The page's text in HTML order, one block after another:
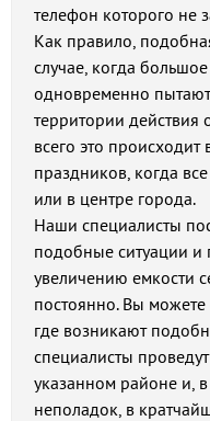
телефон которого не
Как правило,
случае, когда
одновременно
территории
всего это
праздников, когда
или в центре города.
Наши специалисты
подобные ситуации
увеличению емкости
постоянно. Вы
где возникают
специалисты
указанном районе и,
неполадок, в